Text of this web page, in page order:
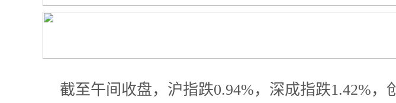
截至午间收盘，沪指跌0.94%，深成指跌1.42%，